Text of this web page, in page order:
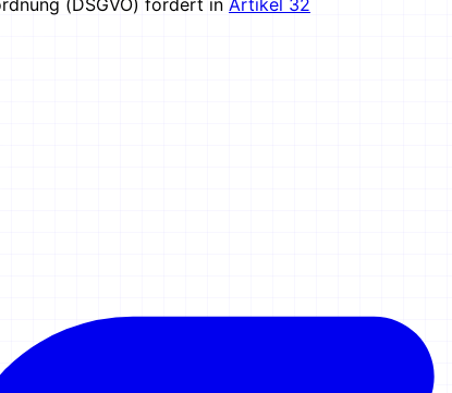
(DSGVO) fordert in Artikel 32